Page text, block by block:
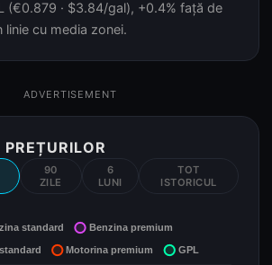
(€0.879 · $3.84/gal), +0.4% față de
linie cu media zonei.
ADVERTISEMENT
90
ZILE
6
LUNI
TOT
ISTORICUL